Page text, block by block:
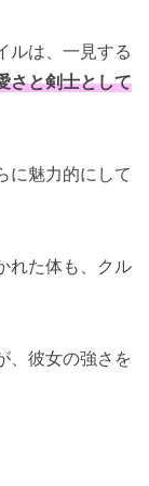
ルは、一見する
さと剣士として
に魅力的にして
れた体も、クル
、彼女の強さを